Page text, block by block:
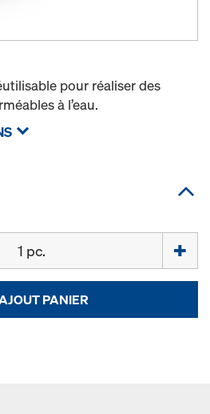
pour réaliser des
à l’eau.
PANIER